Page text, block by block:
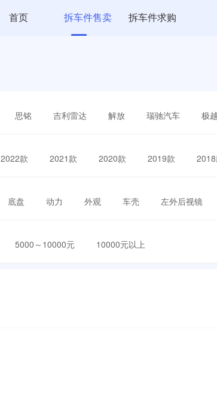
首页 拆车件售卖 拆车件求购
思铭 吉利雷达 解放 瑞驰汽车 极
2022款 2021款 2020款 2019款
底盘 动力 外观 车壳 左外后视镜
5000～10000元 10000元以上